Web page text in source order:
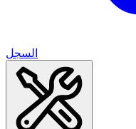
السجل